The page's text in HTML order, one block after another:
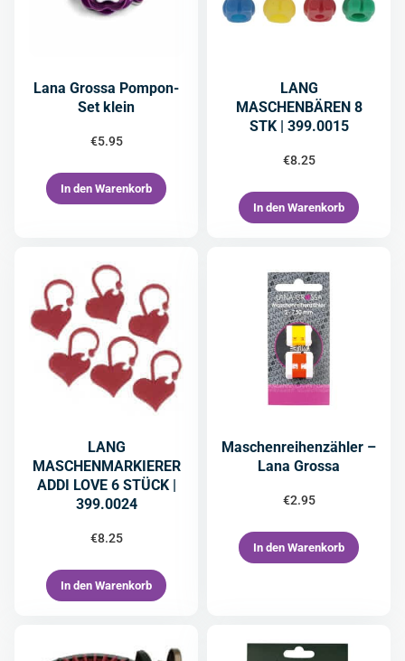
Lana Grossa Pompon-
Set klein
€5.95
In den Warenkorb
LANG
MASCHENBÄREN 8
STK | 399.0015
€8.25
In den Warenkorb
LANG
MASCHENMARKIERER
ADDI LOVE 6 STÜCK |
399.0024
€8.25
In den Warenkorb
Maschenreihenzähler –
Lana Grossa
€2.95
In den Warenkorb